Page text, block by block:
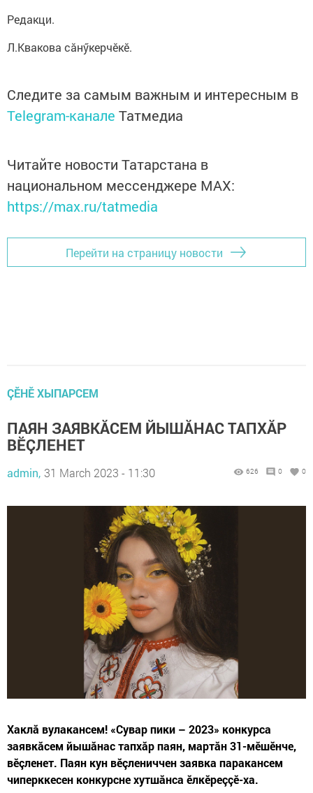
Редакци.
Л.Квакова сăнӳкерчӗкӗ.
Следите за самым важным и интересным в
Telegram-канале Татмедиа
Читайте новости Татарстана в
национальном мессенджере MАХ:
https://max.ru/tatmedia
Перейти на страницу новости
ÇӖНӖ ХЫПАРСЕМ
ПАЯН ЗАЯВКĂСЕМ ЙЫШĂНАС ТАПХĂР
ВӖÇЛЕНЕТ
admin, 31 March 2023 - 11:30 626 0 0
Хаклă вулакансем! «Сувар пики – 2023» конкурса
заявкăсем йышăнас тапхăр паян, мартăн 31-мӗшӗнче,
вӗçленет. Паян кун вӗçлениччен заявка паракансем
чиперккесен конкурсне хутшăнса ӗлкӗреççӗ-ха.